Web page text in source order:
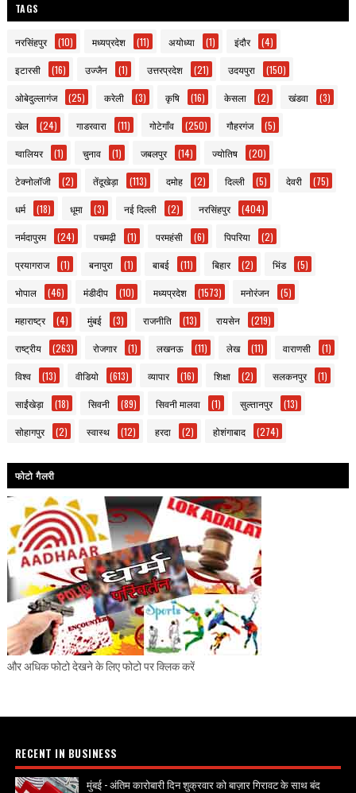
TAGS
नरसिंहपुर (10) मध्यप्रदेश (11) अयोध्या (1) इंदौर (4)
इटारसी (16) उज्जैन (1) उत्तरप्रदेश (21) उदयपुरा (150)
ओबेदुल्लागंज (25) करेली (3) कृषि (16) केसला (2) खंडवा (3)
खेल (24) गाडरवारा (11) गोटेगाँव (250) गौहरगंज (5)
ग्वालियर (1) चुनाव (1) जबलपुर (14) ज्योतिष (20)
टेक्नोलॉजी (2) तेंदूखेड़ा (113) दमोह (2) दिल्ली (5) देवरी (75)
धर्म (18) धूमा (3) नई दिल्ली (2) नरसिंहपुर (404)
नर्मदापुरम (24) पचमढ़ी (1) परमहंसी (6) पिपरिया (2)
प्रयागराज (1) बनापुरा (1) बाबई (11) बिहार (2) भिंड (5)
भोपाल (46) मंडीदीप (10) मध्यप्रदेश (1573) मनोरंजन (5)
महाराष्ट्र (4) मुंबई (3) राजनीति (13) रायसेन (219)
राष्ट्रीय (263) रोजगार (1) लखनऊ (11) लेख (11) वाराणसी (1)
विश्व (13) वीडियो (613) व्यापार (16) शिक्षा (2) सलकनपुर (1)
साईंखेड़ा (18) सिवनी (89) सिवनी मालवा (1) सुल्तानपुर (13)
सोहागपुर (2) स्वास्थ (12) हरदा (2) होशंगाबाद (274)
फोटो गैलरी
और अधिक फोटो देखने के लिए फोटो पर क्लिक करें
RECENT IN BUSINESS
मुंबई - अंतिम कारोबारी दिन शुक्रवार को बाज़ार गिरावट के साथ बंद